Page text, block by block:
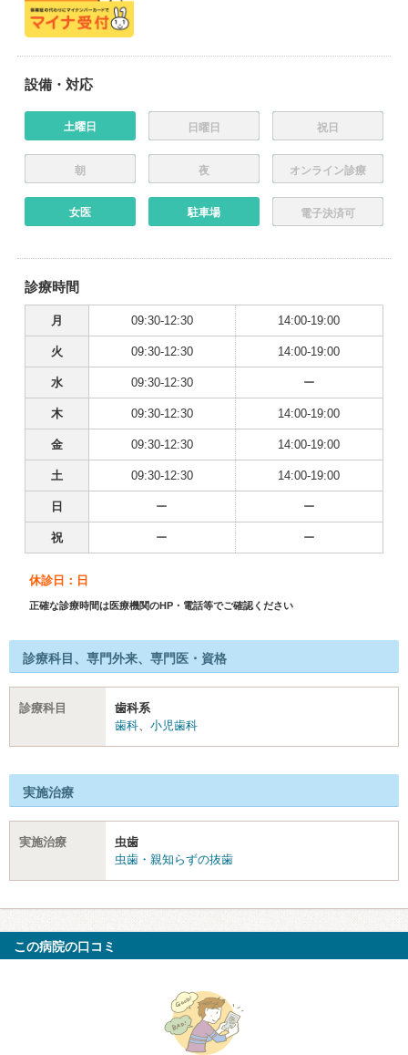
設備・対応
土曜日 日曜日 祝日
朝 夜 オンライン診療
女医 駐車場 電子決済可
診療時間
月 09:30-12:30 14:00-19:00
火 09:30-12:30 14:00-19:00
水 09:30-12:30 ー
木 09:30-12:30 14:00-19:00
金 09:30-12:30 14:00-19:00
土 09:30-12:30 14:00-19:00
日 ー ー
祝 ー ー
休診日：日
正確な診療時間は医療機関のHP・電話等でご確認ください
診療科目、専門外来、専門医・資格
診療科目
歯科系
歯科、 小児歯科
実施治療
実施治療
虫歯
虫歯・親知らずの抜歯
この病院の口コミ